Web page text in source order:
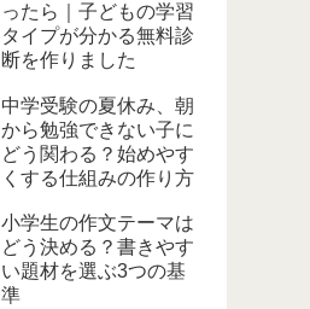
ったら｜子どもの学習
タイプが分かる無料診
断を作りました
中学受験の夏休み、朝
から勉強できない子に
どう関わる？始めやす
くする仕組みの作り方
小学生の作文テーマは
どう決める？書きやす
い題材を選ぶ3つの基
準